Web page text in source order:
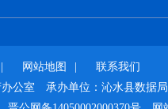
网站地图
联系我们
公室
承办单位：沁水县数据局